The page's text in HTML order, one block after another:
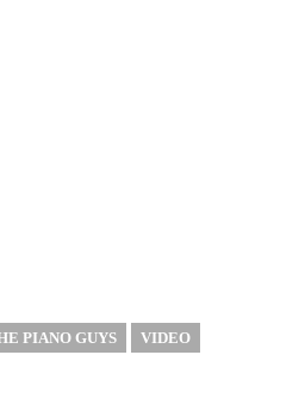
PIANO GUYS VIDEO